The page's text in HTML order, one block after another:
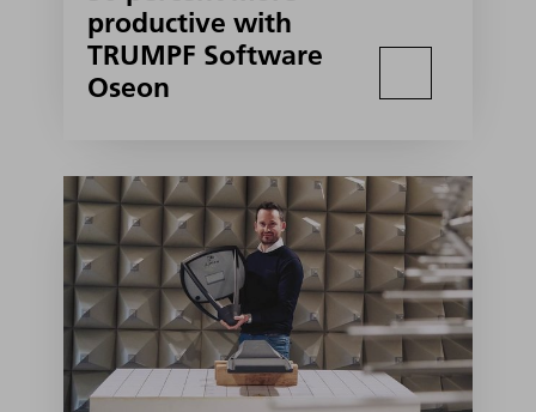
productive with
TRUMPF Software
Oseon